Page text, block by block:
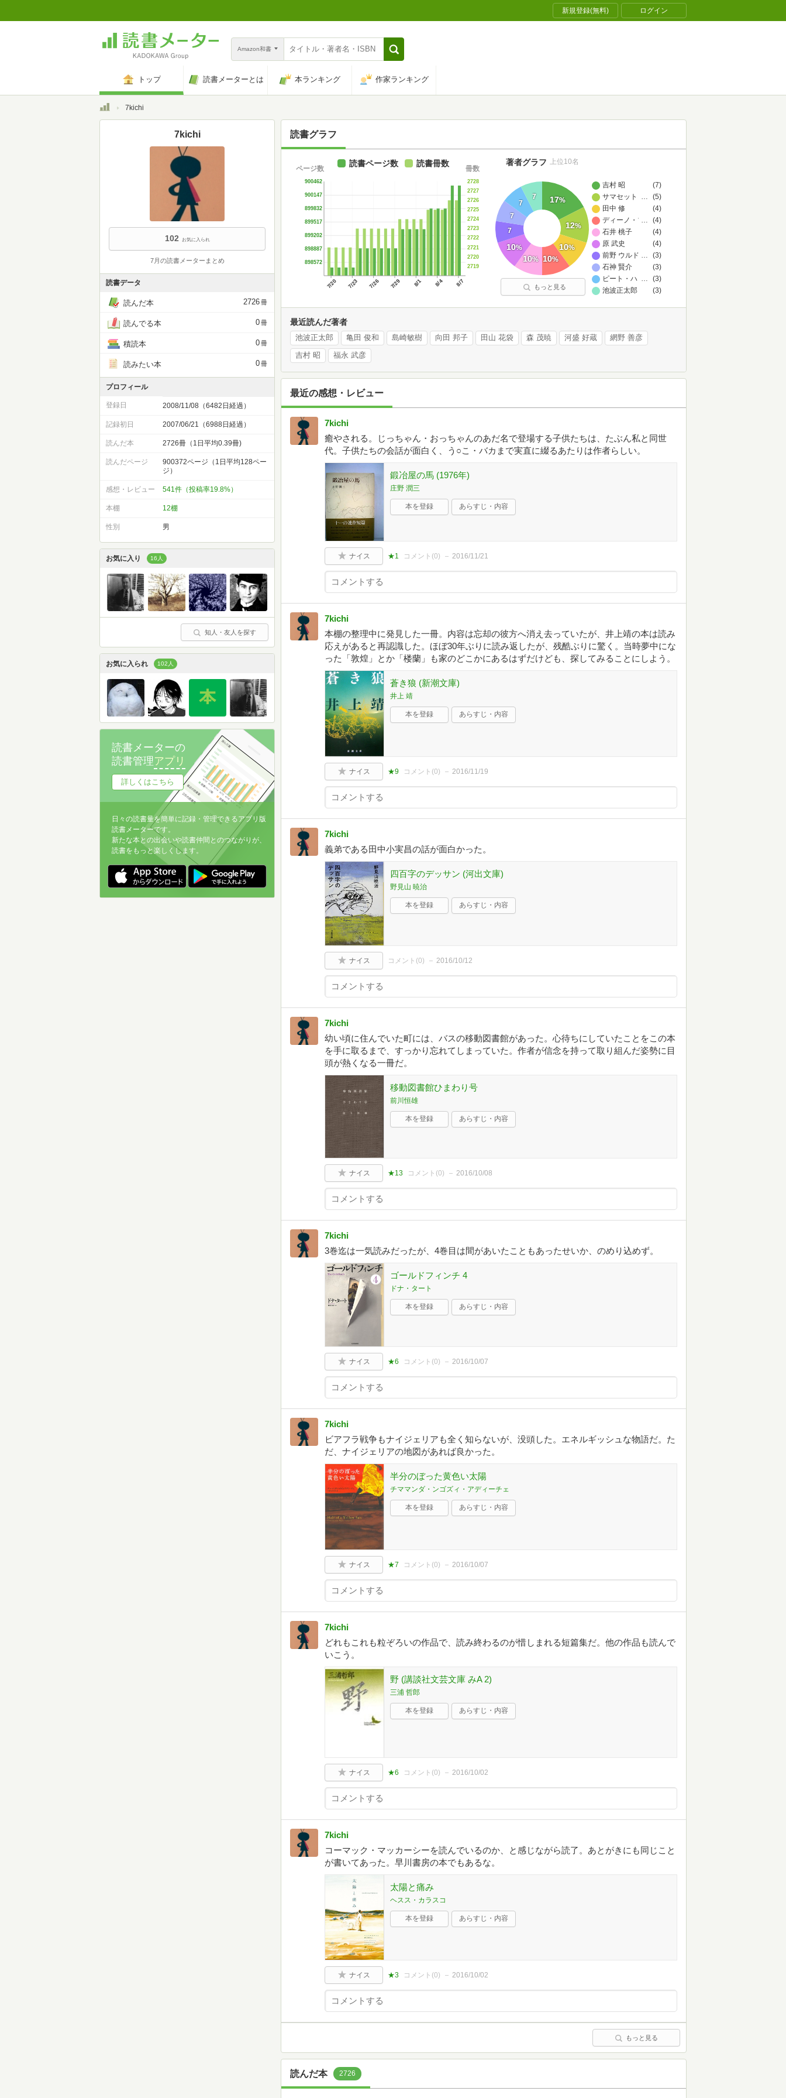
新規登録(無料) ログイン
Amazon和書
トップ 読書メーターとは 本ランキング 作家ランキング
トップ7kichi
読書グラフ
7/20 7/23 7/26 7/29 8/1 8/4 8/7
898572
898887
899202
899517
899832
900147
900462
ページ数
2719
2720
2721
2722
2723
2724
2725
2726
2727
2728
冊数
読書ページ数 読書冊数
吉村 昭
(7)
サマセット・モーム
(5)
…
田中 修
(4)
ディーノ・ブッツァーティ
(4)
…
石井 桃子
(4)
原 武史
(4)
前野 ウルド 浩太郎
(3)
…
石神 賢介
(3)
ピート・ハミル
(3)
…
池波正太郎
(3)
17%
12%
10%
10%
10%
10%
7
7
7
7
著者グラフ 上位10名
もっと見る
最近読んだ著者
池波正太郎 亀田 俊和 島崎敏樹 向田 邦子 田山 花袋 森 茂暁 河盛 好蔵 網野 善彦
吉村 昭 福永 武彦
最近の感想・レビュー
7kichi
癒やされる。じっちゃん・おっちゃんのあだ名で登場する子供たちは、たぶん私と同世
代。子供たちの会話が面白く、う○こ・バカまで実直に綴るあたりは作者らしい。
鍛冶屋の馬 (1976年)
庄野 潤三
本を登録 あらすじ・内容
ナイス ★1 コメント(0) 2016/11/21
7kichi
本棚の整理中に発見した一冊。内容は忘却の彼方へ消え去っていたが、井上靖の本は読み
応えがあると再認識した。ほぼ30年ぶりに読み返したが、残酷ぶりに驚く。当時夢中にな
った「敦煌」とか「楼蘭」も家のどこかにあるはずだけども、探してみることにしよう。
蒼き狼 (新潮文庫)
井上 靖
本を登録 あらすじ・内容
ナイス ★9 コメント(0) 2016/11/19
7kichi
義弟である田中小実昌の話が面白かった。
四百字のデッサン (河出文庫)
野見山 暁治
本を登録 あらすじ・内容
ナイス コメント(0) 2016/10/12
7kichi
幼い頃に住んでいた町には、バスの移動図書館があった。心待ちにしていたことをこの本
を手に取るまで、すっかり忘れてしまっていた。作者が信念を持って取り組んだ姿勢に目
頭が熱くなる一冊だ。
移動図書館ひまわり号
前川恒雄
本を登録 あらすじ・内容
ナイス ★13 コメント(0) 2016/10/08
7kichi
3巻迄は一気読みだったが、4巻目は間があいたこともあったせいか、のめり込めず。
ゴールドフィンチ 4
ドナ・タート
本を登録 あらすじ・内容
ナイス ★6 コメント(0) 2016/10/07
7kichi
ビアフラ戦争もナイジェリアも全く知らないが、没頭した。エネルギッシュな物語だ。た
だ、ナイジェリアの地図があれば良かった。
半分のぼった黄色い太陽
チママンダ・ンゴズィ・アディーチェ
本を登録 あらすじ・内容
ナイス ★7 コメント(0) 2016/10/07
7kichi
どれもこれも粒ぞろいの作品で、読み終わるのが惜しまれる短篇集だ。他の作品も読んで
いこう。
野 (講談社文芸文庫 みA 2)
三浦 哲郎
本を登録 あらすじ・内容
ナイス ★6 コメント(0) 2016/10/02
7kichi
コーマック・マッカーシーを読んでいるのか、と感じながら読了。あとがきにも同じこと
が書いてあった。早川書房の本でもあるな。
太陽と痛み
ヘスス・カラスコ
本を登録 あらすじ・内容
ナイス ★3 コメント(0) 2016/10/02
もっと見る
読んだ本 2726
7kichi
102 お気に入られ
7月の読書メーターまとめ
読書データ
読んだ本 2726冊
読んでる本 0冊
積読本 0冊
読みたい本 0冊
プロフィール
登録日 2008/11/08（6482日経過）
記録初日 2007/06/21（6988日経過）
読んだ本 2726冊（1日平均0.39冊)
読んだページ
900372ページ（1日平均128ペー
ジ）
感想・レビュー 541件（投稿率19.8%）
本棚 12棚
性別 男
お気に入り 16人
知人・友人を探す
お気に入られ 102人
読書メーターの
読書管理アプリ
詳しくはこちら
日々の読書量を簡単に記録・管理できるアプリ版
読書メーターです。
新たな本との出会いや読書仲間とのつながりが、
読書をもっと楽しくします。